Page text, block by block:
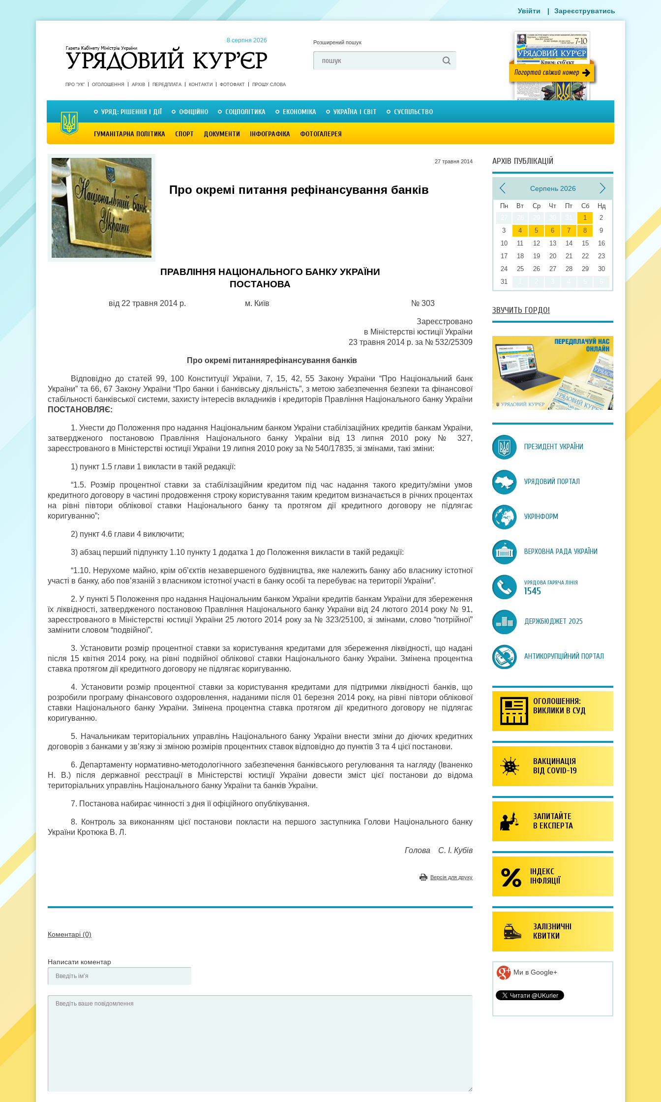
8 серпня 2026 Розширений пошук
ПРО "УК" ОГОЛОШЕННЯ АРХІВ ПЕРЕДПЛАТА КОНТАКТИ ФОТОФАКТ ПРОШУ СЛОВА
УРЯД: РІШЕННЯ І ДІЇ ОФІЦІЙНО СОЦПОЛІТИКА ЕКОНОМІКА УКРАЇНА І СВІТ СУСПІЛЬСТВО
ГУМАНІТАРНА ПОЛІТИКА СПОРТ ДОКУМЕНТИ ІНФОГРАФІКА ФОТОГАЛЕРЕЯ
Увійти | Зареєструватись
27 травня 2014
Про окремі питання рефінансування банків
ПРАВЛІННЯ НАЦІОНАЛЬНОГО БАНКУ УКРАЇНИ
ПОСТАНОВА
від 22 травня 2014 р. м. Київ № 303
Зареєстровано
в Міністерстві юстиції України
23 травня 2014 р. за № 532/25309
Про окремі питаннярефінансування банків
Відповідно до статей 99, 100 Конституції України, 7, 15, 42, 55 Закону України “Про Національний банк
України” та 66, 67 Закону України “Про банки і банківську діяльність”, з метою забезпечення безпеки та фінансової
стабільності банківської системи, захисту інтересів вкладників і кредиторів Правління Національного банку України
ПОСТАНОВЛЯЄ:
1. Унести до Положення про надання Національним банком України стабілізаційних кредитів банкам України,
затвердженого постановою Правління Національного банку України від 13 липня 2010 року № 327,
зареєстрованого в Міністерстві юстиції України 19 липня 2010 року за № 540/17835, зі змінами, такі зміни:
1) пункт 1.5 глави 1 викласти в такій редакції:
“1.5. Розмір процентної ставки за стабілізаційним кредитом під час надання такого кредиту/зміни умов
кредитного договору в частині продовження строку користування таким кредитом визначається в річних процентах
на рівні півтори облікової ставки Національного банку та протягом дії кредитного договору не підлягає
коригуванню”;
2) пункт 4.6 глави 4 виключити;
3) абзац перший підпункту 1.10 пункту 1 додатка 1 до Положення викласти в такій редакції:
“1.10. Нерухоме майно, крім об’єктів незавершеного будівництва, яке належить банку або власнику істотної
участі в банку, або пов’язаній з власником істотної участі в банку особі та перебуває на території України”.
2. У пункті 5 Положення про надання Національним банком України кредитів банкам України для збереження
їх ліквідності, затвердженого постановою Правління Національного банку України від 24 лютого 2014 року № 91,
зареєстрованого в Міністерстві юстиції України 25 лютого 2014 року за № 323/25100, зі змінами, слово “потрійної”
замінити словом “подвійної”.
3. Установити розмір процентної ставки за користування кредитами для збереження ліквідності, що надані
після 15 квітня 2014 року, на рівні подвійної облікової ставки Національного банку України. Змінена процентна
ставка протягом дії кредитного договору не підлягає коригуванню.
4. Установити розмір процентної ставки за користування кредитами для підтримки ліквідності банків, що
розробили програму фінансового оздоровлення, наданими після 01 березня 2014 року, на рівні півтори облікової
ставки Національного банку України. Змінена процентна ставка протягом дії кредитного договору не підлягає
коригуванню.
5. Начальникам територіальних управлінь Національного банку України внести зміни до діючих кредитних
договорів з банками у зв’язку зі зміною розмірів процентних ставок відповідно до пунктів 3 та 4 цієї постанови.
6. Департаменту нормативно-методологічного забезпечення банківського регулювання та нагляду (Іваненко
Н. В.) після державної реєстрації в Міністерстві юстиції України довести зміст цієї постанови до відома
територіальних управлінь Національного банку України та банків України.
7. Постанова набирає чинності з дня її офіційного опублікування.
8. Контроль за виконанням цієї постанови покласти на першого заступника Голови Національного банку
України Кротюка В. Л.
Голова С. І. Кубів
Версія для друку
Коментарі (0)
Написати коментар
АРХІВ ПУБЛІКАЦІЙ
Серпень 2026
Пн Вт Ср Чт Пт Сб
Нд
1
2
3
4 5 6 7 8
9
10
11 12 13 14 15
16
17
18 19 20 21 22
23
24
25 26 27 28 29
30
31
ЗВУЧИТЬ ГОРДО!
ПРЕЗИДЕНТ УКРАЇНИ
УРЯДОВИЙ ПОРТАЛ
УКРІНФОРМ
ВЕРХОВНА РАДА УКРАЇНИ
УРЯДОВА ГАРЯЧА ЛІНІЯ
1545
ДЕРЖБЮДЖЕТ 2025
АНТИКОРУПЦІЙНИЙ ПОРТАЛ
ОГОЛОШЕННЯ:
ВИКЛИКИ В СУД
ВАКЦИНАЦІЯ
ВІД COVID-19
ЗАПИТАЙТЕ
В ЕКСПЕРТА
ІНДЕКС
ІНФЛЯЦІЇ
ЗАЛІЗНИЧНІ
КВИТКИ
Ми в Google+